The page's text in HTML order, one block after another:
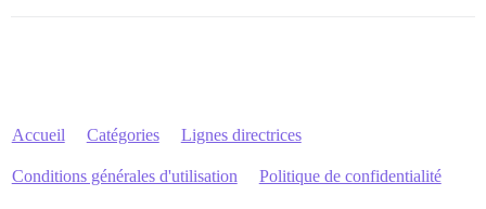
Accueil Catégories Lignes directrices
Conditions générales d'utilisation Politique de confidentialité